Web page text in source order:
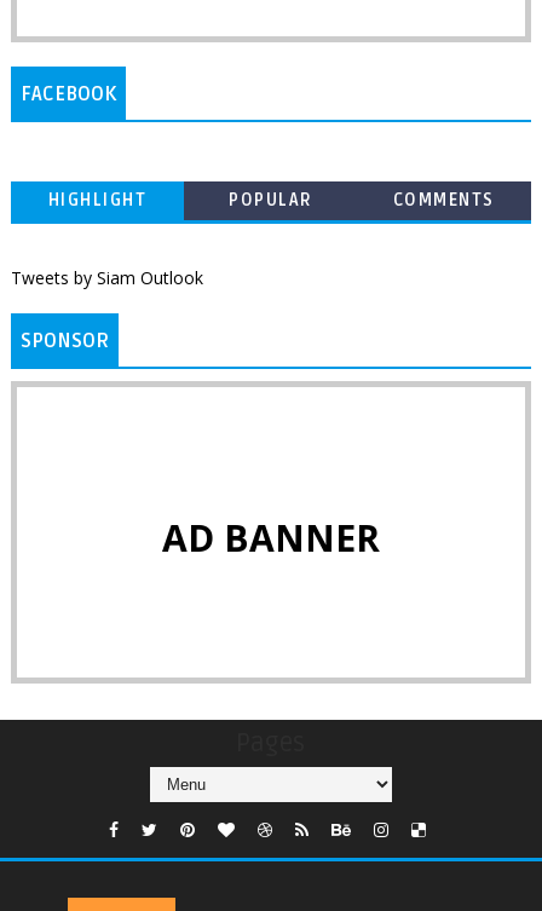
FACEBOOK
HIGHLIGHT POPULAR COMMENTS
Tweets by Siam Outlook
SPONSOR
AD BANNER